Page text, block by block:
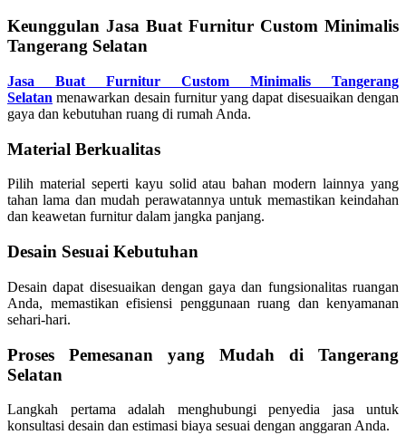
Keunggulan Jasa Buat Furnitur Custom Minimalis
Tangerang Selatan
Jasa Buat Furnitur Custom Minimalis Tangerang
Selatan menawarkan desain furnitur yang dapat disesuaikan dengan
gaya dan kebutuhan ruang di rumah Anda.
Material Berkualitas
Pilih material seperti kayu solid atau bahan modern lainnya yang
tahan lama dan mudah perawatannya untuk memastikan keindahan
dan keawetan furnitur dalam jangka panjang.
Desain Sesuai Kebutuhan
Desain dapat disesuaikan dengan gaya dan fungsionalitas ruangan
Anda, memastikan efisiensi penggunaan ruang dan kenyamanan
sehari-hari.
Proses Pemesanan yang Mudah di Tangerang
Selatan
Langkah pertama adalah menghubungi penyedia jasa untuk
konsultasi desain dan estimasi biaya sesuai dengan anggaran Anda.